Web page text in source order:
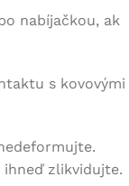
nabíjačkou, ak
s kovovými
ihneď zlikvidujte.